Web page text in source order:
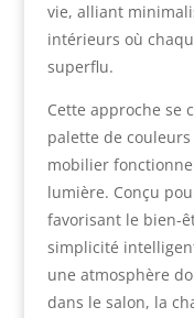
vie, alliant
intérieurs où
superflu.
Cette approche se
palette de
mobilier
lumière. Conçu
favorisant le bien-
simplicité
une atmosphère
dans le salon, la